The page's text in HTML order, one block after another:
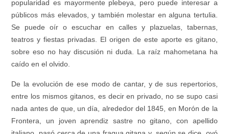
popularidad es mayormente plebeya, pero puede interesar a
públicos más elevados, y también molestar en alguna tertulia.
Se puede oír o escuchar en calles y plazuelas, tabernas,
teatros y fiestas privadas. El origen de este aporte es gitano,
sobre eso no hay discusión ni duda. La raíz mahometana ha
caído en el olvido.
De la evolución de ese modo de cantar, y de sus repertorios,
entre los mismos gitanos, es decir en privado, no se supo casi
nada antes de que, un día, alrededor del 1845, en Morón de la
Frontera, un joven aprendiz sastre no gitano, con apellido